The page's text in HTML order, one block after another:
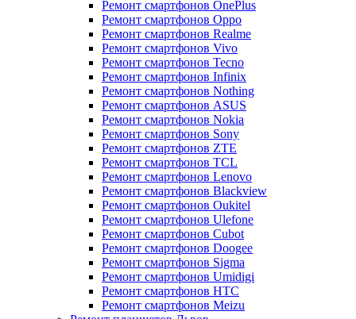
Ремонт смартфонов OnePlus
Ремонт смартфонов Oppo
Ремонт смартфонов Realme
Ремонт смартфонов Vivo
Ремонт смартфонов Tecno
Ремонт смартфонов Infinix
Ремонт смартфонов Nothing
Ремонт смартфонов ASUS
Ремонт смартфонов Nokia
Ремонт смартфонов Sony
Ремонт смартфонов ZTE
Ремонт смартфонов TCL
Ремонт смартфонов Lenovo
Ремонт смартфонов Blackview
Ремонт смартфонов Oukitel
Ремонт смартфонов Ulefone
Ремонт смартфонов Cubot
Ремонт смартфонов Doogee
Ремонт смартфонов Sigma
Ремонт смартфонов Umidigi
Ремонт смартфонов HTC
Ремонт смартфонов Meizu